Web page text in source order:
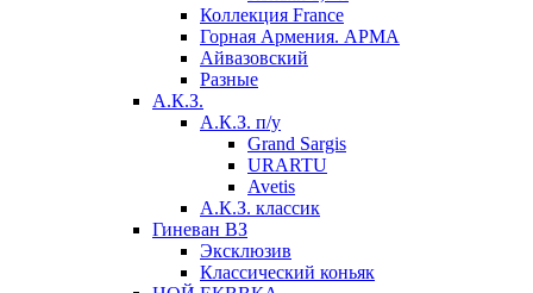
Коллекция France
Горная Армения. АРМА
Айвазовский
Разные
А.К.З.
А.К.З. п/у
Grand Sargis
URARTU
Avetis
А.К.З. классик
Гиневан ВЗ
Эксклюзив
Классический коньяк